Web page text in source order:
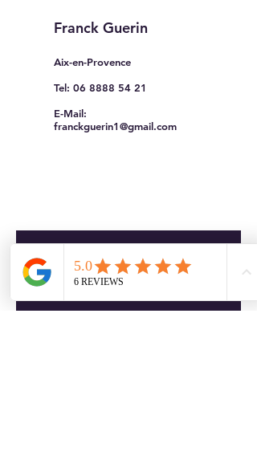
Franck Guerin
Aix-en-Provence
Tel: 06 8888 54 21
E-Mail:
franckguerin1@gmail.com